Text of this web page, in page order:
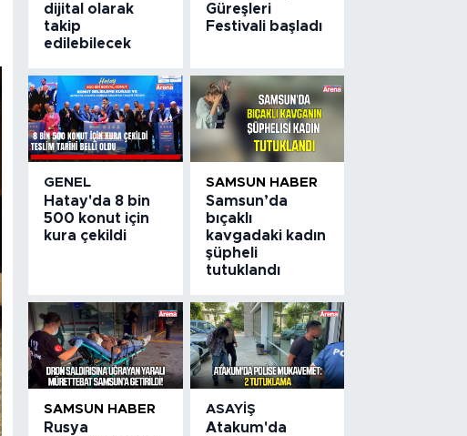
dijital olarak
takip
edilebilecek
Güreşleri
Festivali başladı
GENEL
Hatay'da 8 bin
500 konut için
kura çekildi
SAMSUN HABER
Samsun’da
bıçaklı
kavgadaki kadın
şüpheli
tutuklandı
SAMSUN HABER
Rusya
ASAYIŞ
Atakum'da